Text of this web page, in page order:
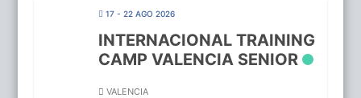
17 - 22 AGO 2026
INTERNACIONAL TRAINING
CAMP VALENCIA SENIOR
VALENCIA